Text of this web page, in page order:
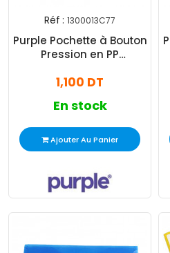
Réf : 1300013C77
Purple Pochette à Bouton
Pression en PP
1,100 DT
En stock
Ajouter Au Panier